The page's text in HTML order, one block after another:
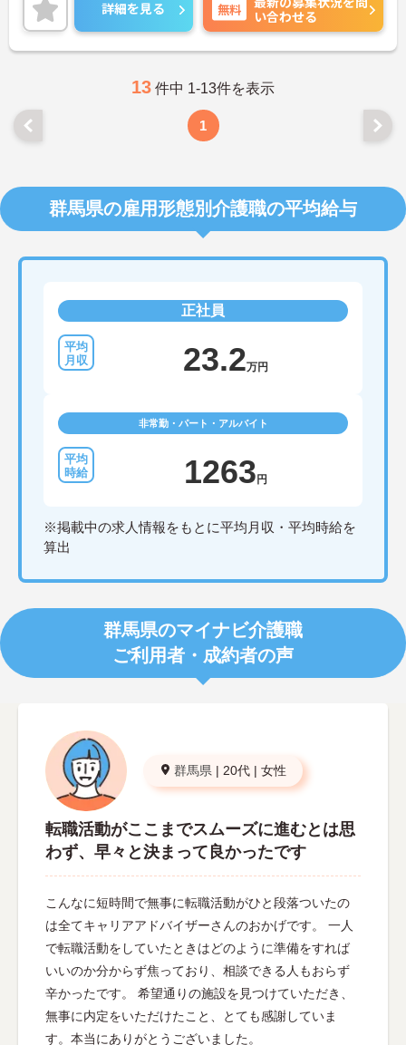
詳細を見る 無料
い合わせる
13 件中 1-13件を表示
1
群馬県の雇用形態別介護職の平均給与
正社員
23.2万円
非常勤・パート・アルバイト
1263円
※掲載中の求人情報をもとに平均月収・平均時給を
算出
群馬県のマイナビ介護職
ご利用者・成約者の声
群馬県 | 20代 | 女性
転職活動がここまでスムーズに進むとは思
わず、早々と決まって良かったです
こんなに短時間で無事に転職活動がひと段落ついたの
は全てキャリアアドバイザーさんのおかげです。 一人
で転職活動をしていたときはどのように準備をすれば
いいのか分からず焦っており、相談できる人もおらず
辛かったです。 希望通りの施設を見つけていただき、
無事に内定をいただけたこと、とても感謝していま
す。本当にありがとうございました。